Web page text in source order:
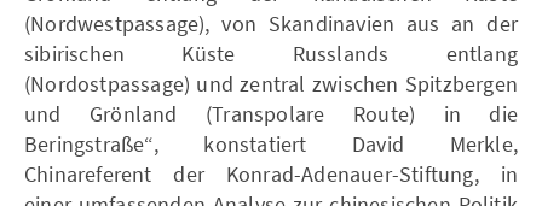
(Nordwestpassage), von Skandinavien aus an der
sibirischen Küste Russlands entlang
(Nordostpassage) und zentral zwischen Spitzbergen
und Grönland (Transpolare Route) in die
Beringstraße“, konstatiert David Merkle,
Chinareferent der Konrad-Adenauer-Stiftung, in